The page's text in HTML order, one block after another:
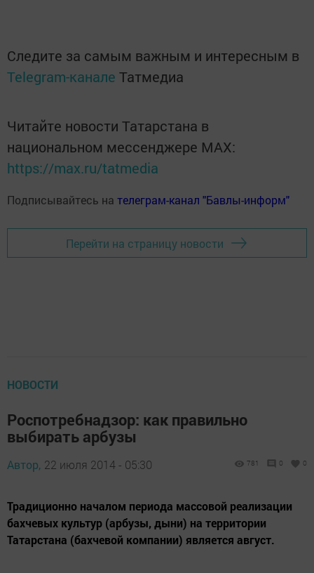
Следите за самым важным и интересным в
Telegram-канале Татмедиа
Читайте новости Татарстана в
национальном мессенджере MАХ:
https://max.ru/tatmedia
Подписывайтесь на телеграм-канал "Бавлы-информ"
Перейти на страницу новости
НОВОСТИ
Роспотребнадзор: как правильно
выбирать арбузы
Автор, 22 июля 2014 - 05:30 781 0 0
Традиционно началом периода массовой реализации
бахчевых культур (арбузы, дыни) на территории
Татарстана (бахчевой компании) является август.